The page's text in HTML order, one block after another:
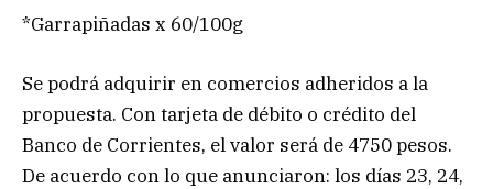
*Garrapiñadas x 60/100g
Se podrá adquirir en comercios adheridos a la
propuesta. Con tarjeta de débito o crédito del
Banco de Corrientes, el valor será de 4750 pesos.
De acuerdo con lo que anunciaron: los días 23, 24,